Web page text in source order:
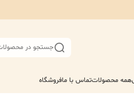
جستجو در
همه محصولاتتماس با مافروشگاه